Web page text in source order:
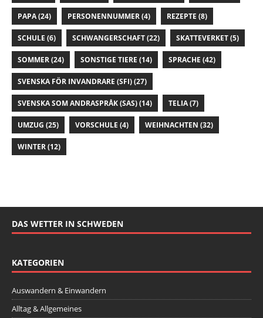
PAPA(24) PERSONENNUMMER(4) REZEPTE (8)
SCHULE (6) SCHWANGERSCHAFT(22) SKATTEVERKET(5)
SOMMER(24) SONSTIGE TIERE (14) SPRACHE (42)
SVENSKA FÖR INVANDRARE (SFI)(27)
SVENSKA SOM ANDRASPRÅK (SAS)(14) TELIA(7)
UMZUG (25) VORSCHULE (4) WEIHNACHTEN (32)
WINTER(12)
DAS WETTER IN SCHWEDEN
KATEGORIEN
Auswandern & Einwandern
Alltag & Allgemeines